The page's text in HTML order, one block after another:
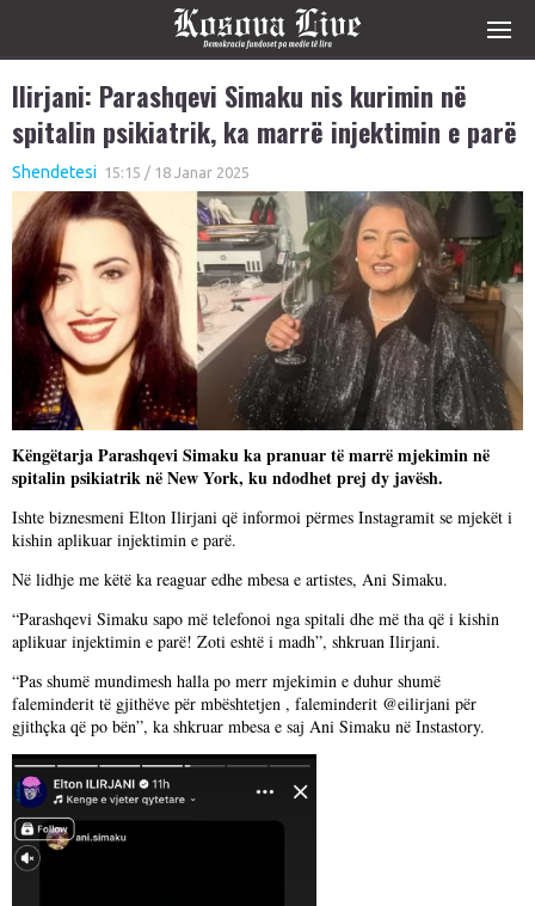
Ilirjani: Parashqevi Simaku nis kurimin në
spitalin psikiatrik, ka marrë injektimin e parë
Shendetesi 15:15 / 18 Janar 2025
Këngëtarja Parashqevi Simaku ka pranuar të marrë mjekimin në
spitalin psikiatrik në New York, ku ndodhet prej dy javësh.
Ishte biznesmeni Elton Ilirjani që informoi përmes Instagramit se mjekët i
kishin aplikuar injektimin e parë.
Në lidhje me këtë ka reaguar edhe mbesa e artistes, Ani Simaku.
“Parashqevi Simaku sapo më telefonoi nga spitali dhe më tha që i kishin
aplikuar injektimin e parë! Zoti eshtë i madh”, shkruan Ilirjani.
“Pas shumë mundimesh halla po merr mjekimin e duhur shumë
faleminderit të gjithëve për mbështetjen , faleminderit @eilirjani për
gjithçka që po bën”, ka shkruar mbesa e saj Ani Simaku në Instastory.